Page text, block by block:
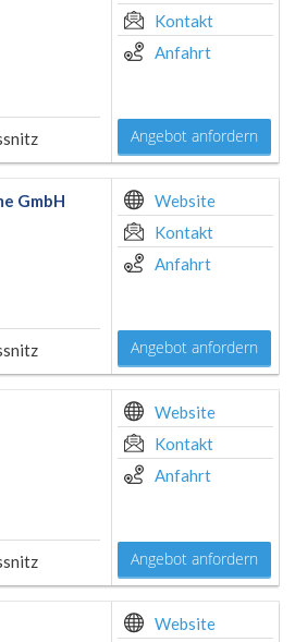
Kontakt
Anfahrt
Angebot anfordern
GmbH
Website
Kontakt
Anfahrt
Angebot anfordern
Website
Kontakt
Anfahrt
Angebot anfordern
Website